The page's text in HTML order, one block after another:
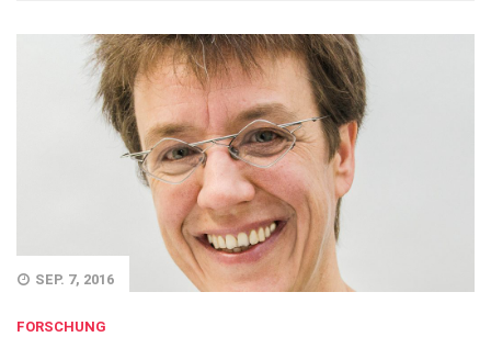
Herz & Kreislauf
Orthopädie
Schönheit & Wohlbefinden
Wirtschaft, Recht, Finanzen
Zahn, Mund, Kiefer
Forum Gesundheit
SEP. 7, 2016
FORSCHUNG